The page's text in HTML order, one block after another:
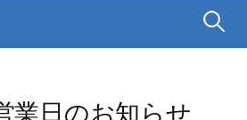
検
業日のお知らせ